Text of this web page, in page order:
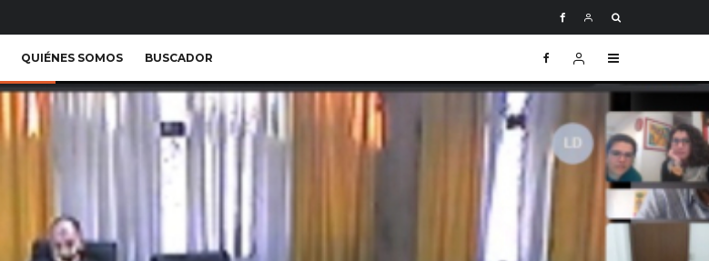
QUIÉNES SOMOS BUSCADOR